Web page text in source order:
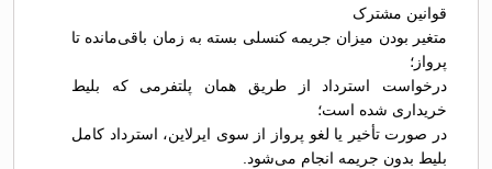
قوانین مشترک
متغیر بودن میزان جریمه کنسلی بسته به زمان باقی‌مانده تا
پرواز؛
درخواست استرداد از طریق همان پلتفرمی که بلیط
خریداری شده است؛
در صورت تأخیر یا لغو پرواز از سوی ایرلاین، استرداد کامل
بلیط بدون جریمه انجام می‌شود.